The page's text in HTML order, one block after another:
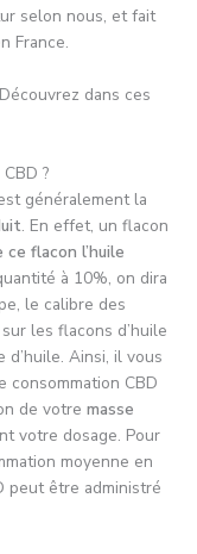
selon nous, et fait
France.
dans ces
?
généralement la
. En effet, un flacon
ce flacon l’huile
à 10%, on dira
le calibre des
les flacons d’huile
d’huile. Ainsi, il vous
CBD
de votremasse
votre dosage. Pour
moyenne en
peut être administré